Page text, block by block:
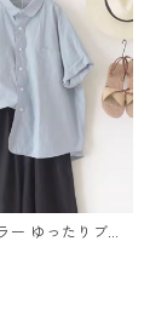
ー ゆったりブラ
260067